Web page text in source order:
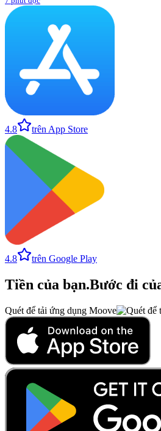
4.8 trên App Store
4.8 trên Google Play
Tiền của bạn.Bước đi
Quét để tải ứng dụng Moove